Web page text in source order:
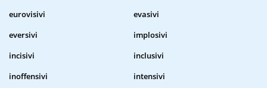
eurovisivi
evasivi
eversivi
implosivi
incisivi
inclusivi
inoffensivi
intensivi